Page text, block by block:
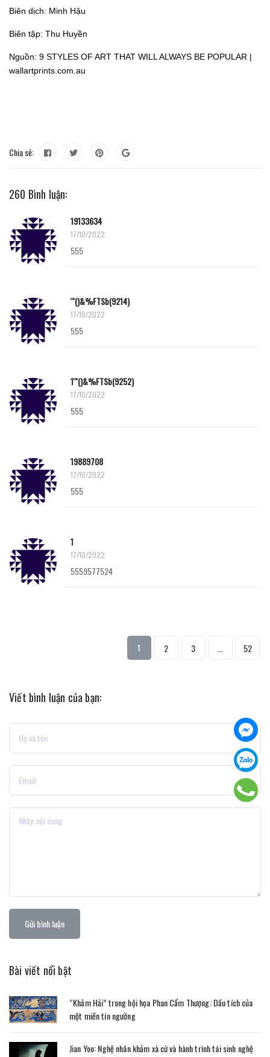
Biên dịch: Minh Hậu
Biên tập: Thu Huyền
Nguồn: 9 STYLES OF ART THAT WILL ALWAYS BE POPULAR |
wallartprints.com.au
Chia sẻ:
260 Bình luận:
19133634
17/10/2022
555
'"()&%FTSb(9214)
17/10/2022
555
1'"()&%FTSb(9252)
17/10/2022
555
19889708
17/10/2022
555
1
17/10/2022
5559577524
1 2 3 52
Viết bình luận của bạn:
Gửi bình luận
Bài viết nổi bật
“Khảm Hải” trong hội họa Phan Cẩm Thượng: Dấu tích của
một miền tín ngưỡng
Jian Yoo: Nghệ nhân khảm xà cừ và hành trình tái sinh nghệ